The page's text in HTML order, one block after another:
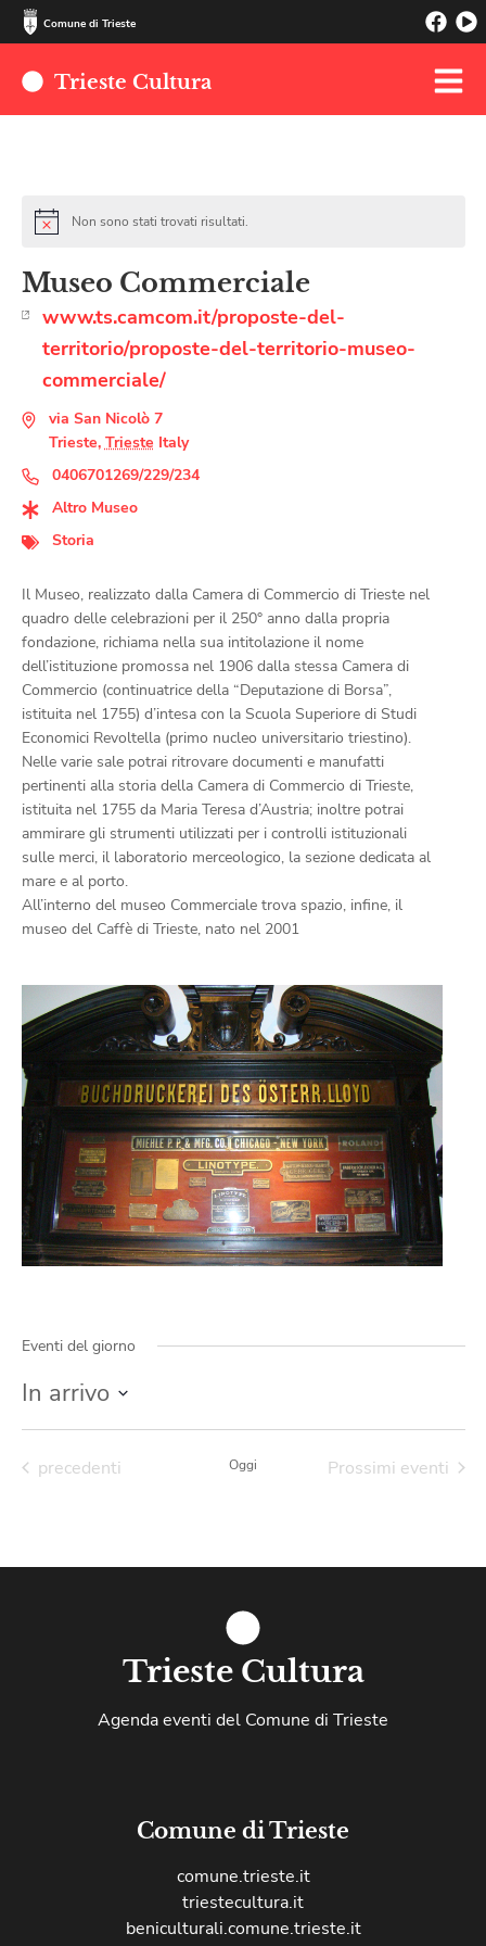
Comune di Trieste
Trieste Cultura
Non sono stati trovati risultati.
Museo Commerciale
www.ts.camcom.it/proposte-del-
territorio/proposte-del-territorio-museo-
commerciale/
via San Nicolò 7
Trieste, Trieste Italy
0406701269/229/234
Altro Museo
Storia
Il Museo, realizzato dalla Camera di Commercio di Trieste nel
quadro delle celebrazioni per il 250° anno dalla propria
fondazione, richiama nella sua intitolazione il nome
dell’istituzione promossa nel 1906 dalla stessa Camera di
Commercio (continuatrice della “Deputazione di Borsa”,
istituita nel 1755) d’intesa con la Scuola Superiore di Studi
Economici Revoltella (primo nucleo universitario triestino).
Nelle varie sale potrai ritrovare documenti e manufatti
pertinenti alla storia della Camera di Commercio di Trieste,
istituita nel 1755 da Maria Teresa d’Austria; inoltre potrai
ammirare gli strumenti utilizzati per i controlli istituzionali
sulle merci, il laboratorio merceologico, la sezione dedicata al
mare e al porto.
All’interno del museo Commerciale trova spazio, infine, il
museo del Caffè di Trieste, nato nel 2001
Eventi del giorno
In arrivo
la
Eventi
precedenti Oggi Prossimi eventi
Trieste Cultura
Agenda eventi del Comune di Trieste
Comune di Trieste
comune.trieste.it
triestecultura.it
beniculturali.comune.trieste.it